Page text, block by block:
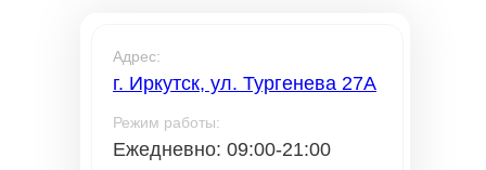
Адрес:
г. Иркутск, ул. Тургенева 27А
Режим работы:
Ежедневно: 09:00-21:00